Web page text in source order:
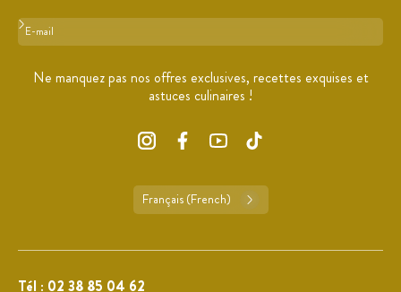
Format : adresse@email.com
Ne manquez pas nos offres exclusives, recettes exquises et
astuces culinaires !
Français (French)
Tél : 02 38 85 04 62